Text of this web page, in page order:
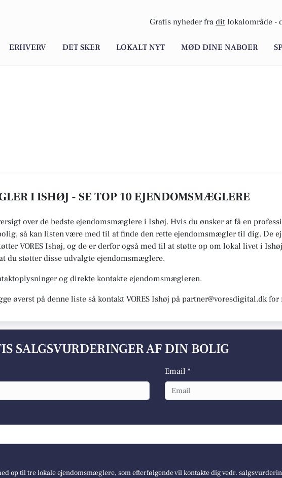
Gratis nyheder fra dit lokalområde -
ERHVERV DET SKER LOKALT NYT MØD DINE NABOER
I ISHØJ - SE TOP 10 EJENDOMSMÆGLERE
over de bedste ejendomsmæglere i Ishøj. Hvis du ønsker at få en
så kan listen være med til at finde den rette ejendomsmægler til dig. De
VORES Ishøj, og de er derfor også med til at støtte op om lokal livet i
du støtter disse udvalgte ejendomsmæglere.
og direkte kontakte ejendomsmægleren.
øverst på denne liste så kontakt VORES Ishøj på partner@voresdigital.dk
SALGSVURDERINGER AF DIN BOLIG
Email *
op til tre lokale ejendomsmæglere, som efterfølgende vil kontakte dig vedr.